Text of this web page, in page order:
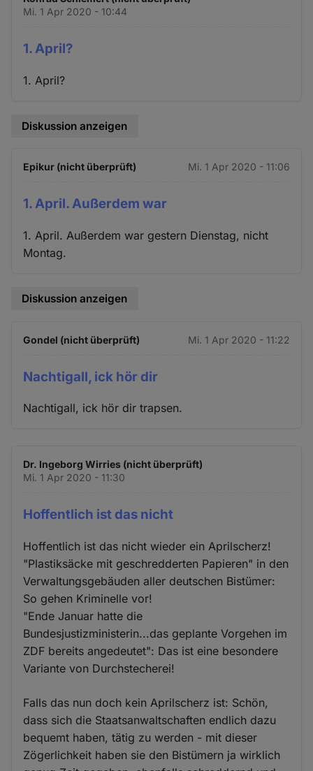
Mi. 1 Apr 2020 - 10:44
1. April?
1. April?
Diskussion anzeigen
Epikur (nicht überprüft) Mi. 1 Apr 2020 - 11:06
1. April. Außerdem war
1. April. Außerdem war gestern Dienstag, nicht
Montag.
Diskussion anzeigen
Gondel (nicht überprüft) Mi. 1 Apr 2020 - 11:22
Nachtigall, ick hör dir
Nachtigall, ick hör dir trapsen.
Dr. Ingeborg Wirries (nicht überprüft)
Mi. 1 Apr 2020 - 11:30
Hoffentlich ist das nicht
Hoffentlich ist das nicht wieder ein Aprilscherz!
"Plastiksäcke mit geschredderten Papieren" in den
Verwaltungsgebäuden aller deutschen Bistümer:
So gehen Kriminelle vor!
"Ende Januar hatte die
Bundesjustizministerin...das geplante Vorgehen im
ZDF bereits angedeutet": Das ist eine besondere
Variante von Durchstecherei!
Falls das nun doch kein Aprilscherz ist: Schön,
dass sich die Staatsanwaltschaften endlich dazu
bequemt haben, tätig zu werden - mit dieser
Zögerlichkeit haben sie den Bistümern ja wirklich